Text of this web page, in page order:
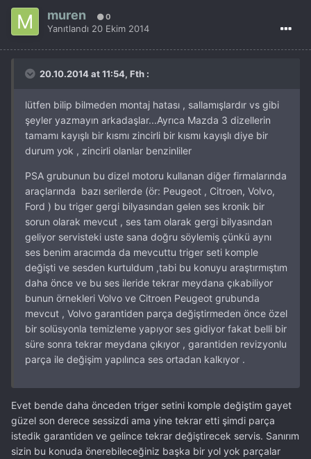
muren 0
Yanıtlandı 20 Ekim 2014
20.10.2014 at 11:54, Fth :
lütfen bilip bilmeden montaj hatası , sallamışlardır vs gibi
şeyler yazmayın arkadaşlar...Ayrıca Mazda 3 dizellerin
tamamı kayışlı bir kısmı zincirli bir kısmı kayışlı diye bir
durum yok , zincirli olanlar benzinliler
PSA grubunun bu dizel motoru kullanan diğer firmalarında
araçlarında bazı serilerde (ör: Peugeot , Citroen, Volvo,
Ford ) bu triger gergi bilyasından gelen ses kronik bir
sorun olarak mevcut , ses tam olarak gergi bilyasından
geliyor servisteki uste sana doğru söylemiş çünkü aynı
ses benim aracımda da mevcuttu triger seti komple
değişti ve sesden kurtuldum ,tabi bu konuyu araştırmıştım
daha önce ve bu ses ileride tekrar meydana çıkabiliyor
bunun örnekleri Volvo ve Citroen Peugeot grubunda
mevcut , Volvo garantiden parça değiştirmeden önce özel
bir solüsyonla temizleme yapıyor ses gidiyor fakat belli bir
süre sonra tekrar meydana çıkıyor , garantiden revizyonlu
parça ile değişim yapılınca ses ortadan kalkıyor .
Evet bende daha önceden triger setini komple değiştim gayet
güzel son derece sessizdi ama yine tekrar etti şimdi parça
istedik garantiden ve gelince tekrar değiştirecek servis. Sanırım
sizin bu konuda önerebileceğiniz başka bir yol yok parçalar